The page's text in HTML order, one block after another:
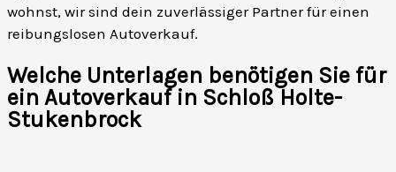
wohnst, wir sind dein zuverlässiger Partner für einen
reibungslosen Autoverkauf.
Welche Unterlagen benötigen Sie für
ein Autoverkauf in Schloß Holte-
Stukenbrock